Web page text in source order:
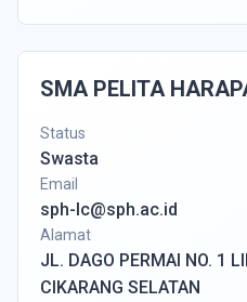
SMA PELITA
Status
Swasta
Email
sph-lc@sph.ac.id
Alamat
JL. DAGO PERMAI NO. 1
CIKARANG SELATAN